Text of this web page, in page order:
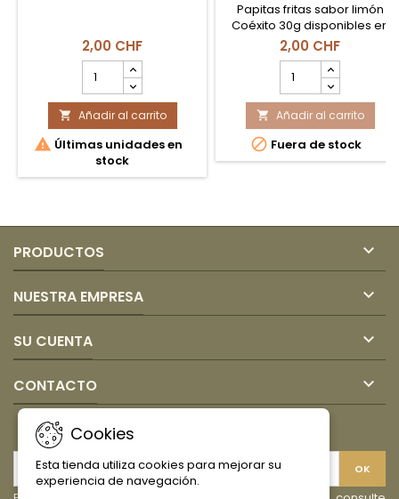
2,00 CHF
cantidad
del
producto
Manimoto
Tradicional
44g
 Añadir al carrito
 Últimas unidades en
stock
Papitas fritas sabor limón
Coéxito 30g disponibles en
Suiza, snack crujiente con
toque cítrico.
2,00 CHF
cantidad
del
producto
Papitas
Fritas
Limón
30gr
 Añadir al carrito
 Fuera de stock
PRODUCTOS 
NUESTRA EMPRESA 
SU CUENTA 
CONTACTO 
Cookies
Esta tienda utiliza cookies para mejorar su
experiencia de navegación.